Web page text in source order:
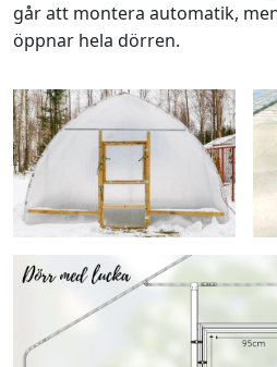
går att montera automatik,
öppnar hela dörren.